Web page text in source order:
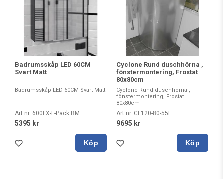
Badrumsskåp LED 60CM
Svart Matt
Badrumsskåp LED 60CM Svart Matt
Art nr. 600LX-L-Pack BM
5395 kr
Köp
Cyclone Rund duschhörna ,
fönstermontering, Frostat
80x80cm
Cyclone Rund duschhörna ,
fönstermontering, Frostat
80x80cm
Art nr. CL120-80-55F
9695 kr
Köp